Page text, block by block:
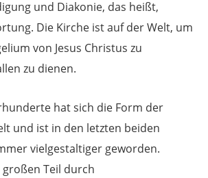
und Diakonie, das heißt,
Die Kirche ist auf der Welt, um
von Jesus Christus zu
zu dienen.
hat sich die Form der
und ist in den letzten beiden
vielgestaltiger geworden.
Teil durch